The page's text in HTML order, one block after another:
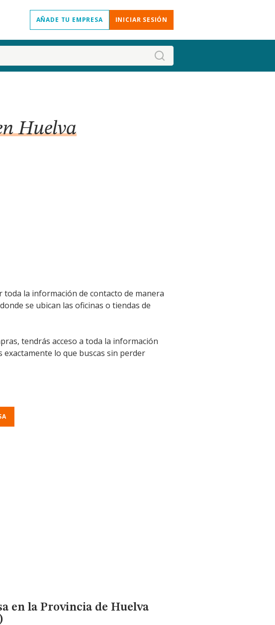
AÑADE TU EMPRESA INICIAR SESIÓN
Huelva
la información de contacto de manera
se ubican las oficinas o tiendas de
tendrás acceso a toda la información
lo que buscas sin perder
en la Provincia de Huelva